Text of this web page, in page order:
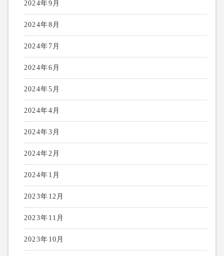
2024年9月
2024年8月
2024年7月
2024年6月
2024年5月
2024年4月
2024年3月
2024年2月
2024年1月
2023年12月
2023年11月
2023年10月